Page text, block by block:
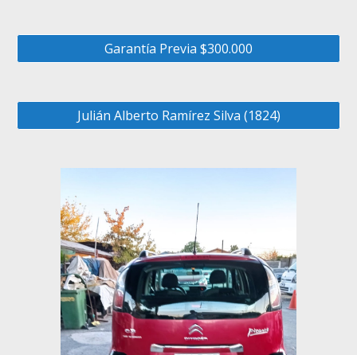
Garantía Previa $300.000
Julián Alberto Ramírez Silva (1824)